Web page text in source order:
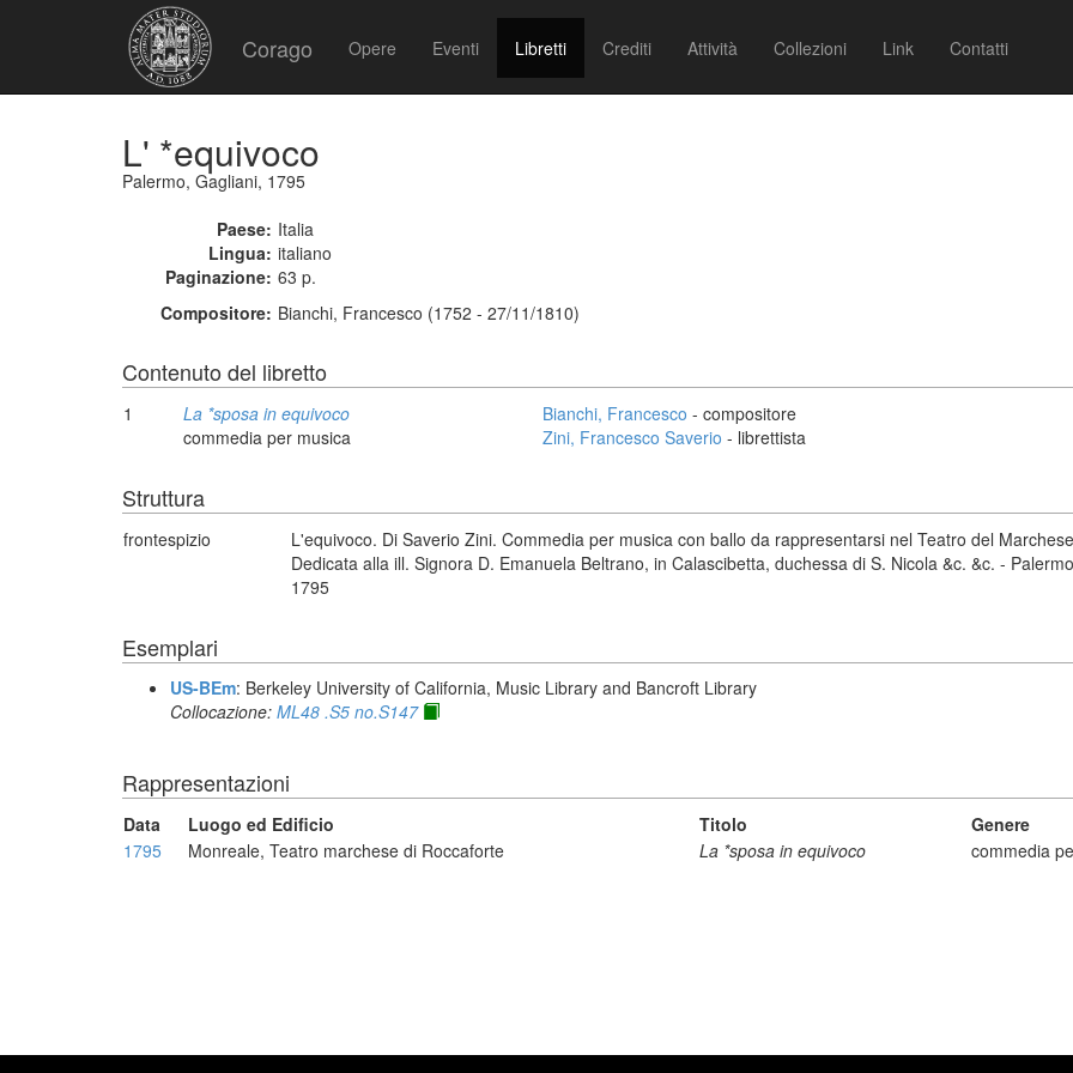
Corago Opere Eventi Libretti Crediti Attività Collezioni Link Contatti
L' *equivoco
Palermo, Gagliani, 1795
Paese: Italia
Lingua: italiano
Paginazione: 63 p.
Compositore: Bianchi, Francesco (1752 - 27/11/1810)
Contenuto del libretto
1
La *sposa in equivoco
commedia per musica
Bianchi, Francesco - compositore
Zini, Francesco Saverio - librettista
Struttura
frontespizio
L'equivoco. Di Saverio Zini. Commedia per musica con ballo da rappresentarsi nel Teatro del
Dedicata alla ill. Signora D. Emanuela Beltrano, in Calascibetta, duchessa di S. Nicola &c. &c. -
1795
Esemplari
US-BEm: Berkeley University of California, Music Library and Bancroft Library
Collocazione: ML48 .S5 no.S147
Rappresentazioni
Data Luogo ed Edificio Titolo Genere
1795
Monreale, Teatro marchese di Roccaforte La *sposa in equivoco commedia